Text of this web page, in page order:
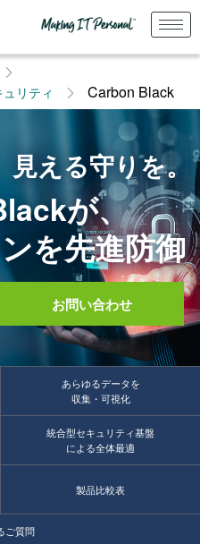
リティ
Carbon Black
える守りを。
が、
を先進防御
お問い合わせ
あらゆるデータを
収集・可視化
統合型セキュリティ基盤
による全体最適
製品比較表
ご質問